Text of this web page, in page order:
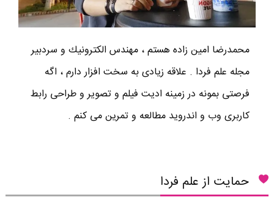
محمدرضا امين زاده هستم ، مهندس الكترونيك و سردبير
مجله علم فردا . علاقه زیادی به سخت افزار دارم ، اگه
فرصتی بمونه در زمینه ادیت فیلم و تصویر و طراحی رابط
کاربری وب و اندروید مطالعه و تمرین می کنم .
حمایت از علم فردا